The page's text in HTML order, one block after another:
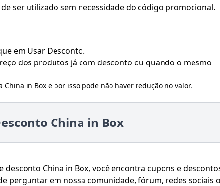
ser utilizado sem necessidade do código promocional.
em Usar Desconto.
dos produtos já com desconto ou quando o mesmo
China in Box e por isso pode não haver redução no valor.
China in Box
desconto China in Box, você encontra cupons e
perguntar em nossa comunidade, fórum, redes sociais